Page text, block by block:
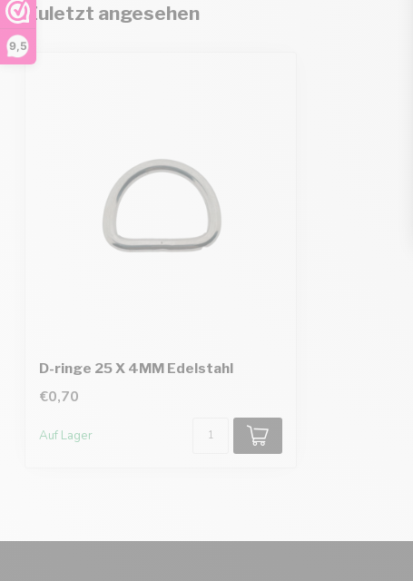
9,5
Zuletzt angesehen
D-ringe 25 X 4MM Edelstahl
€0,70
Auf Lager